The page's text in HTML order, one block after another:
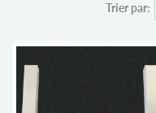
Trier par: